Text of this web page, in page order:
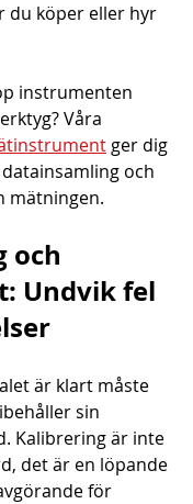
du köper eller hyr
instrumenten
Våra
ger dig
och
mätningen.
och
Undvik fel
är klart måste
sin
Kalibrering är inte
det är en löpande
för